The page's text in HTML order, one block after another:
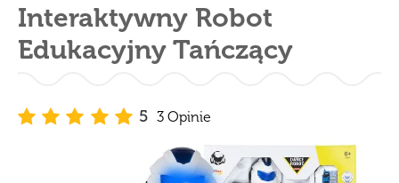
Interaktywny Robot
Edukacyjny Tańczący
5 3 Opinie